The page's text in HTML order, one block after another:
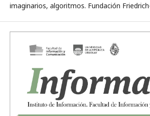
imaginarios, algoritmos. Fundación